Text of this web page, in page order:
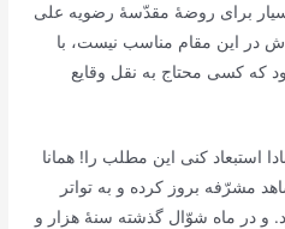
برای‌ روضۀ مقدّسۀ رضویه‌ علی‌
در این‌ مقام‌ مناسب‌ نیست‌، با
که‌ کسی‌ محتاج‌ به‌ نقل‌ وقایع‌
استبعاد کنی‌ این‌ مطلب‌ را! همانا
مشرّفه‌ بروز کرده‌ و به‌ تواتر
و در ماه‌ شوّال‌ گذشته‌ سنۀ هزار و